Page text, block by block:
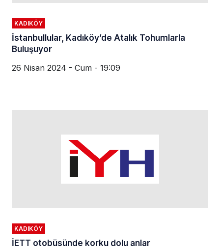
KADIKÖY
İstanbullular, Kadıköy’de Atalık Tohumlarla
Buluşuyor
26 Nisan 2024 - Cum - 19:09
KADIKÖY
İETT otobüsünde korku dolu anlar